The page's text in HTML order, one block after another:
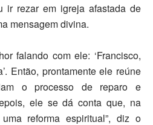
ir rezar em igreja afastada de
mensagem divina.
falando com ele: ‘Francisco,
Então, prontamente ele reúne
o processo de reparo e
ele se dá conta que, na
reforma espiritual”, diz o